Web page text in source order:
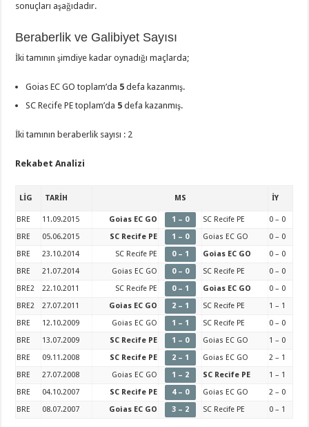
sonuçları aşağıdadır.
Beraberlik ve Galibiyet Sayısı
İki tamının şimdiye kadar oynadığı maçlarda;
Goias EC GO toplam’da 5 defa kazanmış.
SC Recife PE toplam’da 5 defa kazanmış.
İki tamının beraberlik sayısı : 2
Rekabet Analizi
LİG TARİH MS İY
BRE 11.09.2015 Goias EC GO 1 – 0 SC Recife PE
0 – 0
BRE
05.06.2015 SC Recife PE 1 – 0 Goias EC GO
0 – 0
BRE
23.10.2014 SC Recife PE 0 – 1 Goias EC GO
0 – 0
BRE
21.07.2014 Goias EC GO 0 – 0 SC Recife PE
0 – 0
BRE2
22.10.2011 SC Recife PE 0 – 1 Goias EC GO
0 – 0
BRE2
27.07.2011 Goias EC GO 2 – 1 SC Recife PE
1 – 1
BRE
12.10.2009 Goias EC GO 1 – 1 SC Recife PE
0 – 0
BRE
13.07.2009 SC Recife PE 1 – 0 Goias EC GO
1 – 0
BRE
09.11.2008 SC Recife PE 2 – 1 Goias EC GO
2 – 1
BRE
27.07.2008 Goias EC GO 1 – 2 SC Recife PE
1 – 1
BRE
04.10.2007 SC Recife PE 4 – 0 Goias EC GO
2 – 0
BRE
08.07.2007 Goias EC GO 3 – 2 SC Recife PE 0 – 1